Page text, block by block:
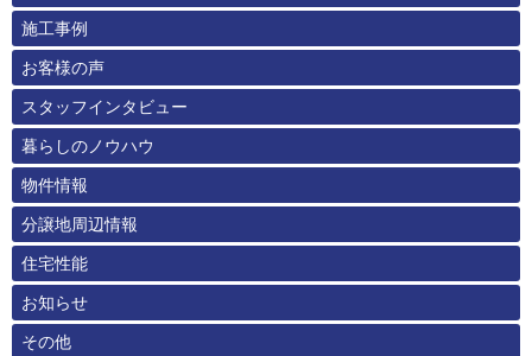
施工事例
お客様の声
スタッフインタビュー
暮らしのノウハウ
物件情報
分譲地周辺情報
住宅性能
お知らせ
その他